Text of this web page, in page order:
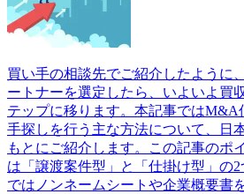
買い手の相談先でご紹介したように
ートナーを選定したら、いよいよ買
テップに移ります。本記事ではM&A
手探しを行う主な方法について、日
もとにご紹介します。この記事のポ
は「譲渡案件型」と「仕掛け型」の
ではノンネームシートや企業概要書